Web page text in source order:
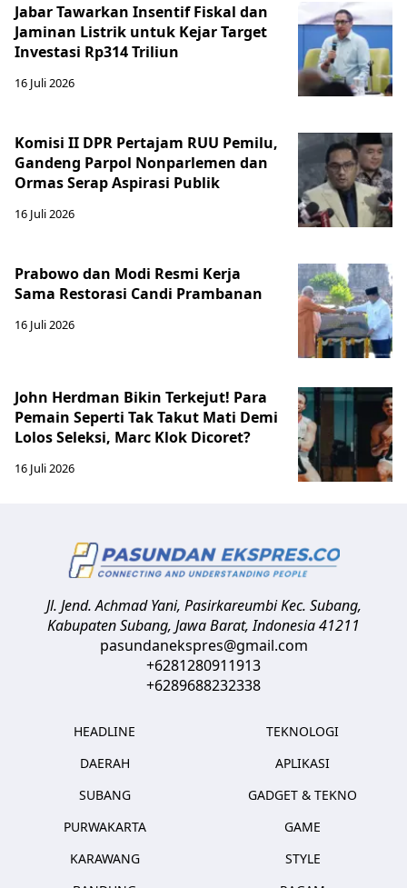
Jabar Tawarkan Insentif Fiskal dan
Jaminan Listrik untuk Kejar Target
Investasi Rp314 Triliun
16 Juli 2026
Komisi II DPR Pertajam RUU Pemilu,
Gandeng Parpol Nonparlemen dan
Ormas Serap Aspirasi Publik
16 Juli 2026
Prabowo dan Modi Resmi Kerja
Sama Restorasi Candi Prambanan
16 Juli 2026
John Herdman Bikin Terkejut! Para
Pemain Seperti Tak Takut Mati Demi
Lolos Seleksi, Marc Klok Dicoret?
16 Juli 2026
Jl. Jend. Achmad Yani, Pasirkareumbi Kec. Subang,
Kabupaten Subang, Jawa Barat,Indonesia41211
pasundanekspres@gmail.com
+6281280911913
+6289688232338
HEADLINE
DAERAH
SUBANG
PURWAKARTA
KARAWANG
TEKNOLOGI
APLIKASI
GADGET & TEKNO
GAME
STYLE